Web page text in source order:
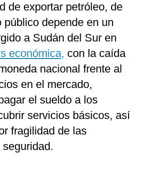
de exportar petróleo, de
público depende en un
a Sudán del Sur en
económica, con la caída
nacional frente al
en el mercado,
el sueldo a los
servicios básicos, así
fragilidad de las